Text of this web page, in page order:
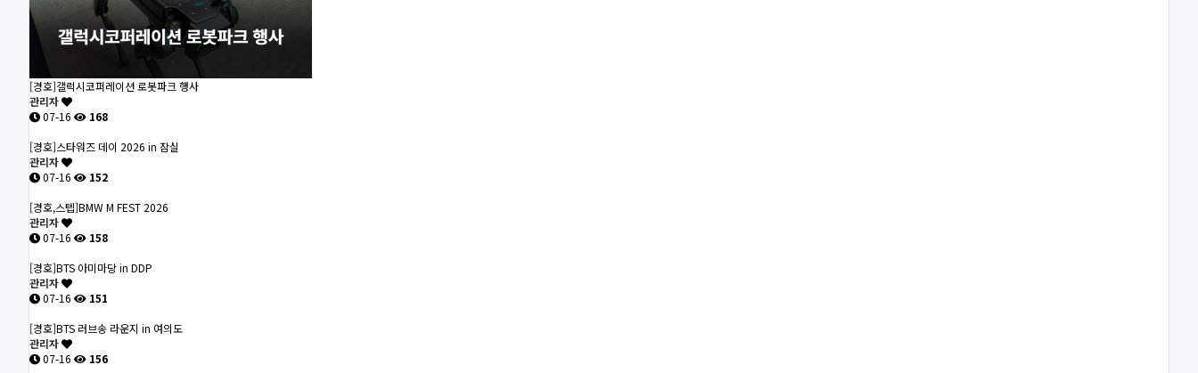
[경호]갤럭시코퍼레이션 로봇파크 행사
관리자
07-16
168
[경호]스타워즈 데이 2026 in 잠실
관리자
07-16
152
[경호,스텝]BMW M FEST 2026
관리자
07-16
158
[경호]BTS 아미마당 in DDP
관리자
07-16
151
[경호]BTS 러브송 라운지 in 여의도
관리자
07-16
156